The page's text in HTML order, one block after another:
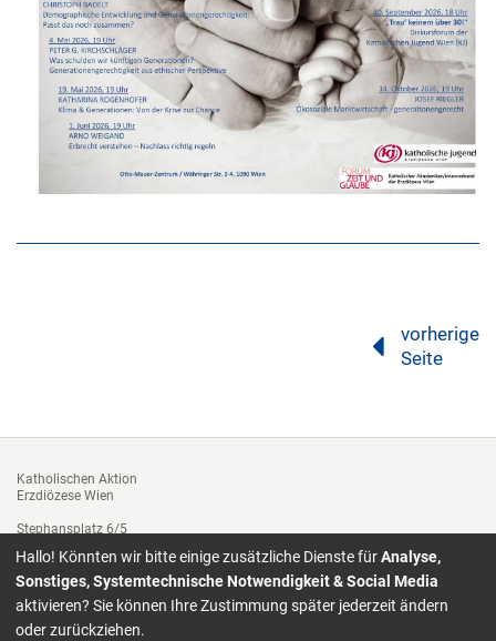
vorherige
Seite
Katholischen Aktion
Erzdiözese Wien
Stephansplatz 6/5
Tel. +43 1 51552-3312
Fax: 01/ 51552-3143
katholische.aktion@edw.or.at
Hallo! Könnten wir bitte einige zusätzliche Dienste fürAnalyse,
Sonstiges, Systemtechnische Notwendigkeit & Social Media
aktivieren? Sie können Ihre Zustimmung später jederzeit ändern
oder zurückziehen.